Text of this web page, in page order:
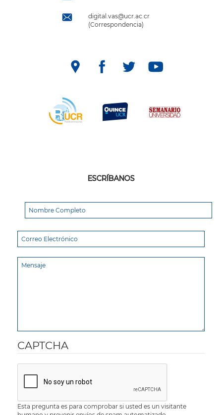
digital.vas@ucr.ac.cr
(Correspondencia)
ESCRÍBANOS
CAPTCHA
Esta pregunta es para comprobar si usted es un visitante